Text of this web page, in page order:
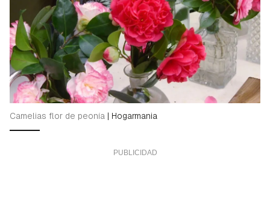
Camelias flor de peonía | Hogarmania